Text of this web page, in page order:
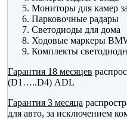
Мониторы для камер
Парковочные радары
Светодиоды для дома
Ходовые маркеры
Комплекты
Гарантия 18 месяцев
(D1…..D4) ADL
Гарантия 3 месяца
для авто, за исключением